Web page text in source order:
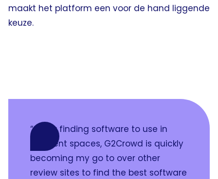
maakt het platform een voor de hand liggende
keuze.
“As for finding software to use in
different spaces, G2Crowd is quickly
becoming my go to over other
review sites to find the best software